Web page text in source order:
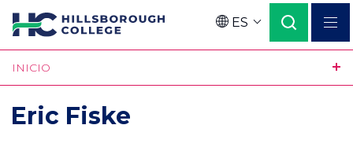
Pasar
contenido
principal
Language
ES
INICIO
Eric Fiske